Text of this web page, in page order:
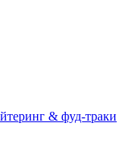
& фуд-траки